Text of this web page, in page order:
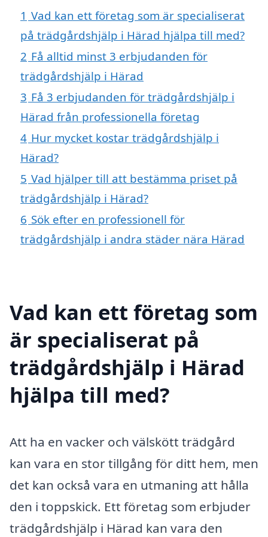
1 Vad kan ett företag som är specialiserat
på trädgårdshjälp i Härad hjälpa till med?
2 Få alltid minst 3 erbjudanden för
trädgårdshjälp i Härad
3 Få 3 erbjudanden för trädgårdshjälp i
Härad från professionella företag
4 Hur mycket kostar trädgårdshjälp i
Härad?
5 Vad hjälper till att bestämma priset på
trädgårdshjälp i Härad?
6 Sök efter en professionell för
trädgårdshjälp i andra städer nära Härad
Vad kan ett företag som
är specialiserat på
trädgårdshjälp i Härad
hjälpa till med?
Att ha en vacker och välskött trädgård
kan vara en stor tillgång för ditt hem, men
det kan också vara en utmaning att hålla
den i toppskick. Ett företag som erbjuder
trädgårdshjälp i Härad kan vara den